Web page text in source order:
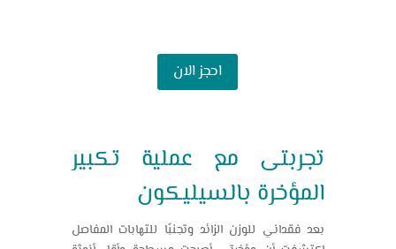
احجز الان
تجربتى مع عملية تكبير
المؤخرة بالسيليكون
بعد فقداني للوزن الزائد وتجنبًا للتهابات المفاصل